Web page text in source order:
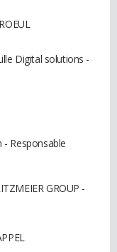
Digital solutions -
Responsable
GROUP -